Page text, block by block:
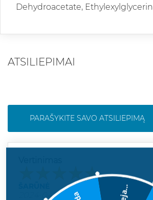
Dehydroacetate, Ethylexylglycerin.
ATSILIEPIMAI
PARAŠYKITE SAVO ATSILIEPIMĄ
2024-04-12 Deja...